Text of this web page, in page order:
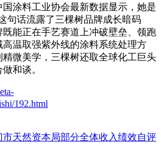
涂料工业协会最新数据显示，她是
句话流露了三棵树品牌成长暗码
能正在手艺赛道上冲破壁垒、领跑
温取强紫外线的涂料系统处理方
微美学，三棵树还取全球化工巨头
和谈。
192.html
市天然资本局部分全体收入绩效自评